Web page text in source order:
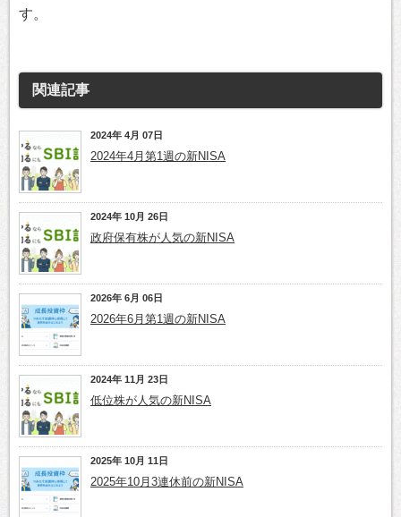
す。
関連記事
2024年 4月 07日
2024年4月第1週の新NISA
2024年 10月 26日
政府保有株が人気の新NISA
2026年 6月 06日
2026年6月第1週の新NISA
2024年 11月 23日
低位株が人気の新NISA
2025年 10月 11日
2025年10月3連休前の新NISA